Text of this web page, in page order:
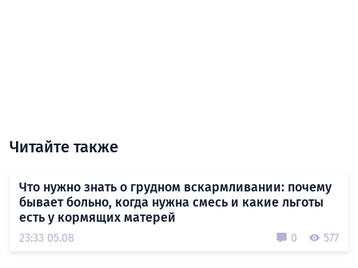
Читайте также
Что нужно знать о грудном вскармливании: почему
бывает больно, когда нужна смесь и какие льготы
есть у кормящих матерей
23:33 05.08 0 577